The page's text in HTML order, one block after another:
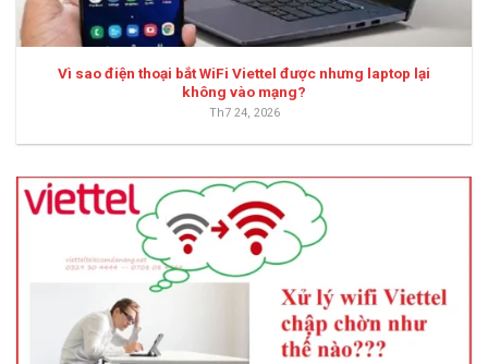
Vì sao điện thoại bắt WiFi Viettel được nhưng laptop lại
không vào mạng?
Th7 24, 2026